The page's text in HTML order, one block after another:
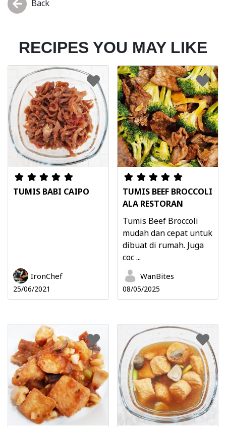
Back
RECIPES YOU MAY LIKE
TUMIS BABI CAIPO
IronChef
25/06/2021
TUMIS BEEF BROCCOLI
ALA RESTORAN
Tumis Beef Broccoli
mudah dan cepat untuk
dibuat di rumah. Juga
coc ...
WanBites
08/05/2025